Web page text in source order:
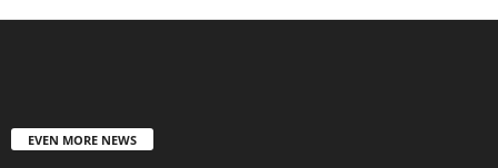
EVEN MORE NEWS